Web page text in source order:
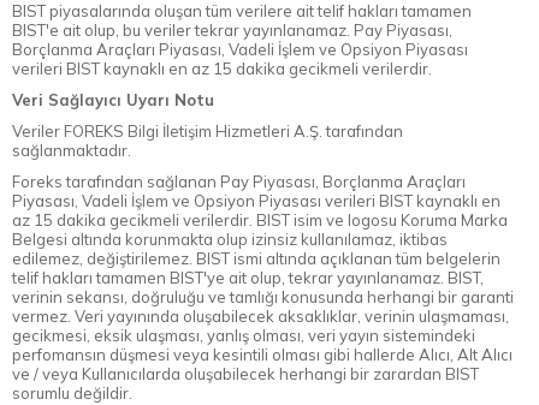
BIST piyasalarında oluşan tüm verilere ait telif hakları tamamen
BIST'e ait olup, bu veriler tekrar yayınlanamaz. Pay Piyasası,
Borçlanma Araçları Piyasası, Vadeli İşlem ve Opsiyon Piyasası
verileri BIST kaynaklı en az 15 dakika gecikmeli verilerdir.
Veri Sağlayıcı Uyarı Notu
Veriler FOREKS Bilgi İletişim Hizmetleri A.Ş. tarafından
sağlanmaktadır.
Foreks tarafından sağlanan Pay Piyasası, Borçlanma Araçları
Piyasası, Vadeli İşlem ve Opsiyon Piyasası verileri BIST kaynaklı en
az 15 dakika gecikmeli verilerdir. BIST isim ve logosu Koruma Marka
Belgesi altında korunmakta olup izinsiz kullanılamaz, iktibas
edilemez, değiştirilemez. BIST ismi altında açıklanan tüm belgelerin
telif hakları tamamen BIST'ye ait olup, tekrar yayınlanamaz. BIST,
verinin sekansı, doğruluğu ve tamlığı konusunda herhangi bir garanti
vermez. Veri yayınında oluşabilecek aksaklıklar, verinin ulaşmaması,
gecikmesi, eksik ulaşması, yanlış olması, veri yayın sistemindeki
perfomansın düşmesi veya kesintili olması gibi hallerde Alıcı, Alt Alıcı
ve / veya Kullanıcılarda oluşabilecek herhangi bir zarardan BIST
sorumlu değildir.